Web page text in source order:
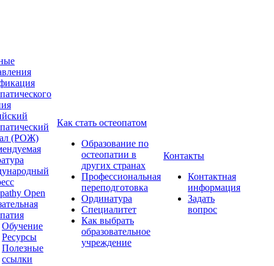
(РОЖ)
Open
Обучение
Ресурсы
Полезные
ссылки
Как стать остеопатом
Образование по
остеопатии в
других странах
Профессиональная
переподготовка
Ординатура
Специалитет
Как выбрать
образовательное
учреждение
Контакты
Контактная
информация
Задать
вопрос